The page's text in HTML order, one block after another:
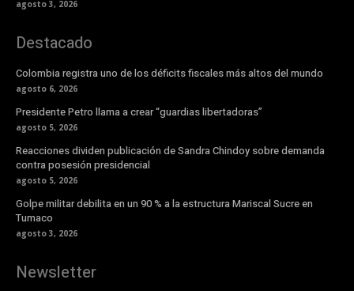
agosto 3, 2026
Destacado
Colombia registra uno de los déficits fiscales más altos del mundo
agosto 6, 2026
Presidente Petro llama a crear “guardias libertadoras”
agosto 5, 2026
Reacciones dividen publicación de Sandra Chindoy sobre demanda
contra posesión presidencial
agosto 5, 2026
Golpe militar debilita en un 90 % a la estructura Mariscal Sucre en
Tumaco
agosto 3, 2026
Newsletter